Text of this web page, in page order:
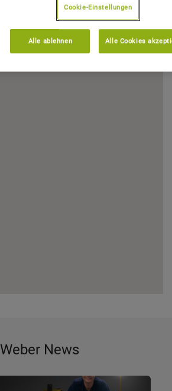
Weber News
Cookie-Einstellungen
Alle ablehnen Alle Cookies